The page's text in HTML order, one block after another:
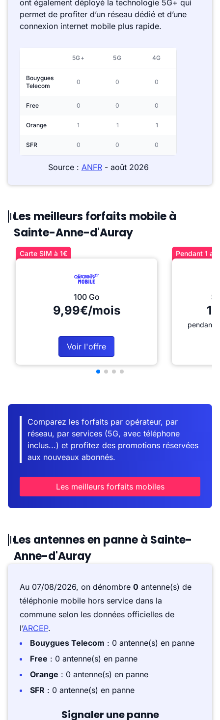
ont également déployé la technologie 5G+ qui
permet de profiter d’un réseau dédié et d’une
connexion internet mobile plus rapide.
5G+ 5G 4G
Bouygues
Telecom
0 0 0
Free 0 0 0
Orange 1 1 1
SFR 0 0 0
Source : ANFR- août 2026
Les meilleurs forfaits mobile à
Sainte-Anne-d'Auray
Carte SIM à 1€
100 Go
9,99€/mois
Voir l'offre
Pendant 1
pendant
Comparez les forfaits par opérateur, par
réseau, par services (5G, avec téléphone
inclus...) et profitez des promotions réservées
aux nouveaux abonnés.
Les meilleurs forfaits mobiles
Les antennes en panne à Sainte-
Anne-d'Auray
Au 07/08/2026, on dénombre 0 antenne(s) de
téléphonie mobile hors service dans la
commune selon les données officielles de
l’ARCEP.
Bouygues Telecom : 0 antenne(s) en panne
Free : 0 antenne(s) en panne
Orange : 0 antenne(s) en panne
SFR : 0 antenne(s) en panne
Signaler une panne